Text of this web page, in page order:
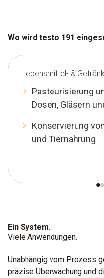
Wo wird testo 191
Lebensmittel- &
Pasteurisierung
Dosen, Gläsern
Konservierung
und Tiernahrung
Ein System.
Viele Anwendungen.
Unabhängig vom Prozess
präzise Überwachung und